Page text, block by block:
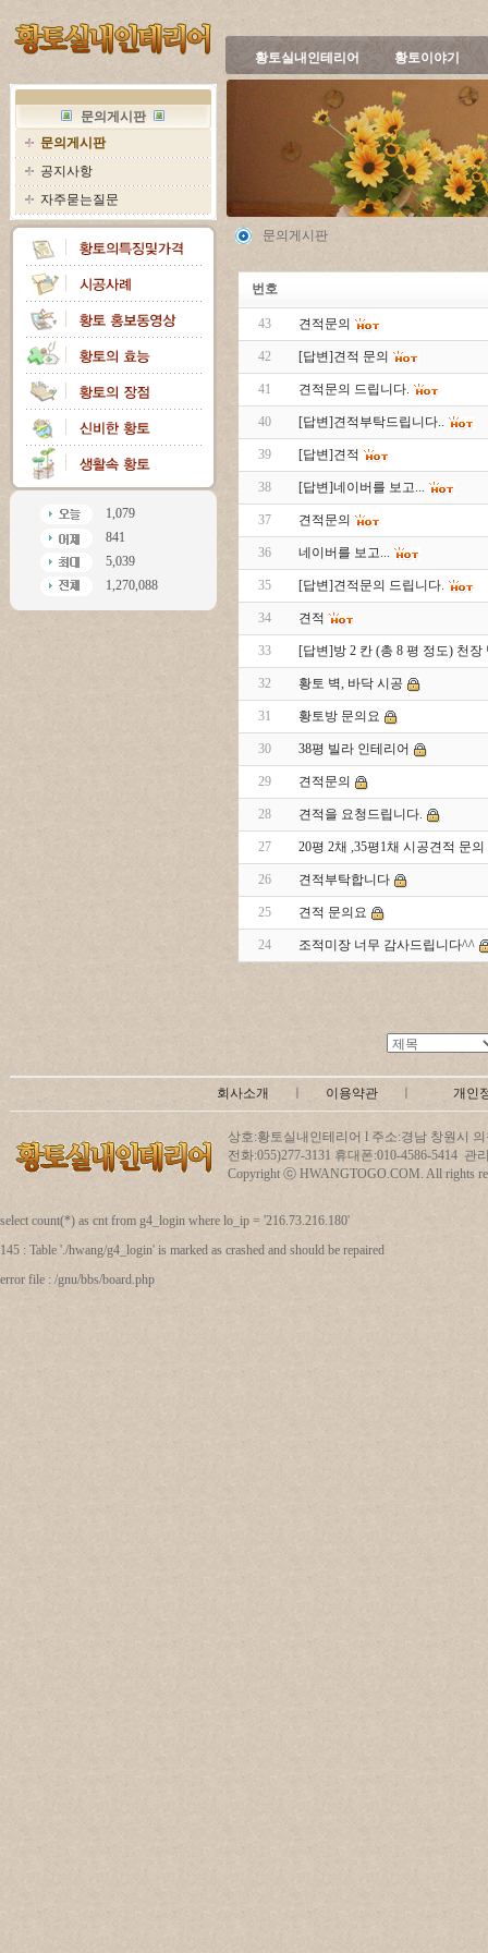
황토실내인테리어 황토이야기
문의게시판
문의게시판
공지사항
자주묻는질문
1,079
841
5,039
1,270,088
문의게시판
번호
43 견적문의
42 [답변]견적 문의
41 견적문의 드립니다.
40 [답변]견적부탁드립니다..
39 [답변]견적
38 [답변]네이버를 보고...
37 견적문의
36 네이버를 보고...
35 [답변]견적문의 드립니다.
34 견적
33 [답변]방 2 칸 (총 8 평 정도) 천장
32 황토 벽, 바닥 시공
31 황토방 문의요
30 38평 빌라 인테리어
29 견적문의
28 견적을 요청드립니다.
27 20평 2채 ,35평1채 시공견적 문의
26 견적부탁합니다
25 견적 문의요
24 조적미장 너무 감사드립니다^^
회사소개 이용약관 개인
상호:황토실내인테리어 l 주소:경남 창원시
전화:055)277-3131 휴대폰:010-4586-5414 관
Copyright ⓒ HWANGTOGO.COM. All rights
select count(*) as cnt from g4_login where lo_ip = '216.73.216.180'
145 : Table './hwang/g4_login' is marked as crashed and should be repaired
error file : /gnu/bbs/board.php